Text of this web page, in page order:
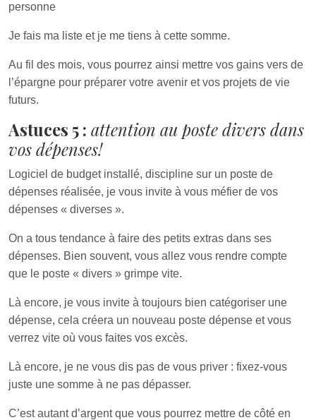
personne
Je fais ma liste et je me tiens à cette somme.
Au fil des mois, vous pourrez ainsi mettre vos gains vers de
l’épargne pour préparer votre avenir et vos projets de vie
futurs.
Astuces 5 : attention au poste divers dans
vos dépenses!
Logiciel de budget installé, discipline sur un poste de
dépenses réalisée, je vous invite à vous méfier de vos
dépenses « diverses ».
On a tous tendance à faire des petits extras dans ses
dépenses. Bien souvent, vous allez vous rendre compte
que le poste « divers » grimpe vite.
Là encore, je vous invite à toujours bien catégoriser une
dépense, cela créera un nouveau poste dépense et vous
verrez vite où vous faites vos excès.
Là encore, je ne vous dis pas de vous priver : fixez-vous
juste une somme à ne pas dépasser.
C’est autant d’argent que vous pourrez mettre de côté en